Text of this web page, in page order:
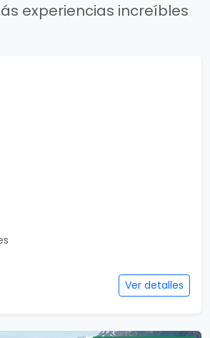
experiencias increíbles
Ver detalles